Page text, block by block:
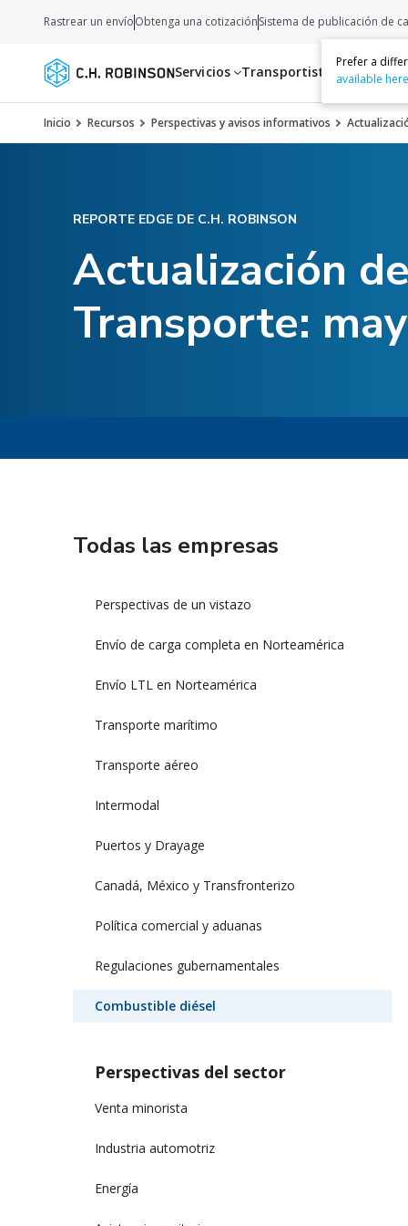
Servicios Transportistas
Rastrear un envíoObtenga una cotizaciónSistema de publicación de
Prefer a
available here
Inicio Recursos Perspectivas y avisos informativos
REPORTE EDGE DE C.H. ROBINSON
Actualización
Transporte:
Todas las empresas
Perspectivas de un vistazo
Envío de carga completa en Norteamérica
Envío LTL en Norteamérica
Transporte marítimo
Transporte aéreo
Intermodal
Puertos y Drayage
Canadá, México y Transfronterizo
Política comercial y aduanas
Regulaciones gubernamentales
Combustible diésel
Perspectivas del sector
Venta minorista
Industria automotriz
Energía